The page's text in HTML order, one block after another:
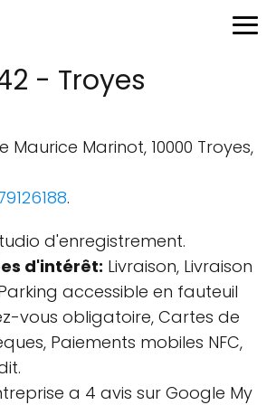
- Troyes
Maurice Marinot, 10000 Troyes,
.
d'enregistrement.
d'intérêt: Livraison, Livraison
accessible en fauteuil
vous obligatoire, Cartes de
Paiements mobiles NFC,
a 4 avis sur Google My